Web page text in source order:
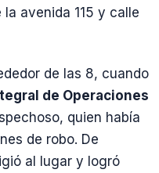
avenida 115 y calle
de las 8, cuando
de Operaciones
quien había
de robo. De
al lugar y logró